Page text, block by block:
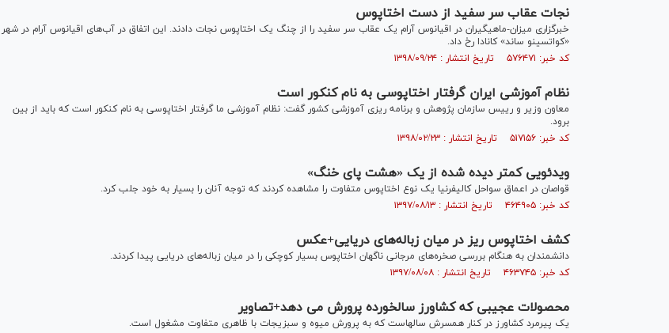
نجات عقاب سر سفید از دست اختاپوس
خبرگزاری میزان-ماهیگیران در اقیانوس آرام یک عقاب سر سفید را از چنگ یک اختاپوس نجات دادند. این اتفاق در آب‌های اقیانوس آرام در شهر
«کواتسینو ساند» کانادا رخ داد.
کد خبر: ۵۷۶۴۷۱ تاریخ انتشار : ۱۳۹۸/۰۹/۲۴
نظام آموزشی ایران گرفتار اختاپوسی به نام کنکور است
معاون وزیر و رییس سازمان پژوهش و برنامه ریزی آموزشی کشور گفت: نظام آموزشی ما گرفتار اختاپوسی به نام کنکور است که باید از بین
برود.
کد خبر: ۵۱۷۱۵۶ تاریخ انتشار : ۱۳۹۸/۰۲/۲۳
ویدئویی کمتر دیده شده از یک «هشت پای خنگ»
قواصان در اعماق سواحل کالیفرنیا یک نوع اختاپوس متفاوت را مشاهده کردند که توجه آنان را بسیار به خود جلب کرد.
کد خبر: ۴۶۴۹۰۵ تاریخ انتشار : ۱۳۹۷/۰۸/۱۳
کشف اختاپوس ریز در میان زباله‌های دریایی+عکس
دانشمندان به هنگام بررسی صخره‌های مرجانی ناگهان اختاپوس بسیار کوچکی را در میان زباله‌های دریایی پیدا کردند.
کد خبر: ۴۶۳۷۴۵ تاریخ انتشار : ۱۳۹۷/۰۸/۰۸
محصولات عجیبی که کشاورز سالخورده پرورش می دهد+تصاویر
یک پیرمرد کشاورز در کنار همسرش سالهاست که به پرورش میوه و سبزیجات با ظاهری متفاوت مشغول است.